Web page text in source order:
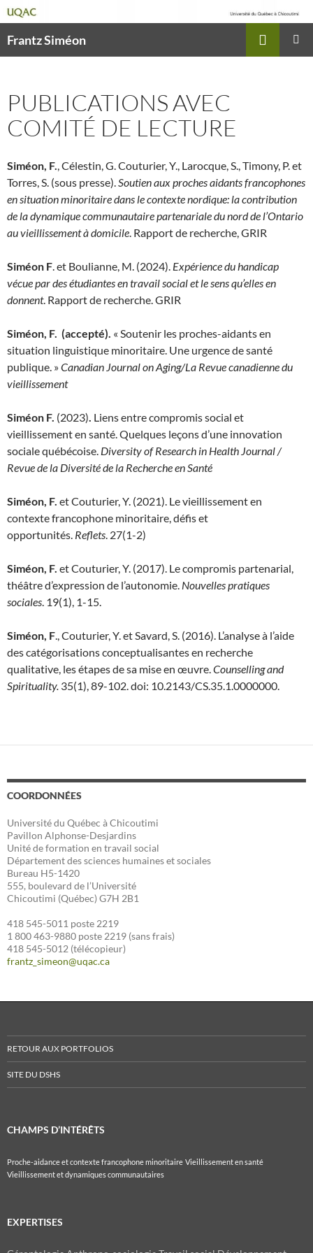
Frantz Siméon
PUBLICATIONS AVEC
COMITÉ DE LECTURE
Siméon, F., Célestin, G. Couturier, Y., Larocque, S., Timony, P. et
Torres, S. (sous presse).Soutien aux proches aidants francophones
en situation minoritaire dans le contexte nordique: la contribution
de la dynamique communautaire partenariale du nord de l’Ontario
au vieillissement à domicile. Rapport de recherche, GRIR
Siméon F. et Boulianne, M. (2024). Expérience du handicap
vécue par des étudiantes en travail social et le sens qu’elles en
donnent. Rapport de recherche. GRIR
Siméon, F. (accepté). « Soutenir les proches-­aidants en
situation linguistique minoritaire. Une urgence de santé
publique. »Canadian Journal on Aging/La Revue canadienne du
vieillissement
Siméon F. (2023). Liens entre compromis social et
vieillissement en santé. Quelques leçons d’une innovation
sociale québécoise. Diversity of Research in Health Journal /
Revue de la Diversité de la Recherche en Santé
Siméon, F. et Couturier, Y. (2021). Le vieillissement en
contexte francophone minoritaire, défis et
opportunités. Reflets. 27(1-2)
Siméon, F. et Couturier, Y. (2017). Le compromis partenarial,
théâtre d’expression de l’autonomie. Nouvelles pratiques
sociales. 19(1), 1-15.
Siméon, F., Couturier, Y. et Savard, S. (2016). L’analyse à l’aide
des catégorisations conceptualisantes en recherche
qualitative, les étapes de sa mise en œuvre.Counselling and
Spirituality. 35(1), 89-102. doi: 10.2143/CS.35.1.0000000.
COORDONNÉES
Université du Québec à Chicoutimi
Pavillon Alphonse-Desjardins
Unité de formation en travail social
Département des sciences humaines et sociales
Bureau H5-1420
555, boulevard de l’Université
Chicoutimi (Québec) G7H 2B1
418 545-5011 poste 2219
1 800 463-9880 poste 2219 (sans frais)
418 545-5012 (télécopieur)
frantz_simeon@uqac.ca
RETOUR AUX PORTFOLIOS
SITE DU DSHS
CHAMPS D’INTÉRÊTS
Proche-aidance et contexte francophone minoritaire Vieillissement en santé
Vieillissement et dynamiques communautaires
EXPERTISES